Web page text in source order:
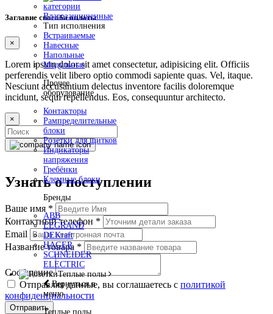
Влагозащищенные
Тип исполнения
Встраиваемые
Навесные
Напольные
Модульные
Прочее
оборудование
Контакторы
Рампределительные
блоки
Розетки для щитков
Индикаторы
напряжения
Гребёнки
Клемные блоки
Бренды
ABB
LEGRAND
DEKraft
HAGER
SCHNEIDER
ELECTRIC
Теплые полы
Вернуться в
меню
Теплые полы
Заглавие способа оплаты
×
Lorem ipsum dolor sit amet consectetur, adipisicing elit. Officiis
perferendis velit libero optio commodi sapiente quas. Vel, itaque.
Nesciunt accusantium delectus inventore facilis doloremque
incidunt, sequi repellendus. Eos, consequuntur architecto.
×
Узнать о поступлении
Ваше имя *
Контактный телефон *
Email
Название товара *
Сообщение
Отправляя данные, вы соглашаетесь с политикой
конфиденциальности
Отправить